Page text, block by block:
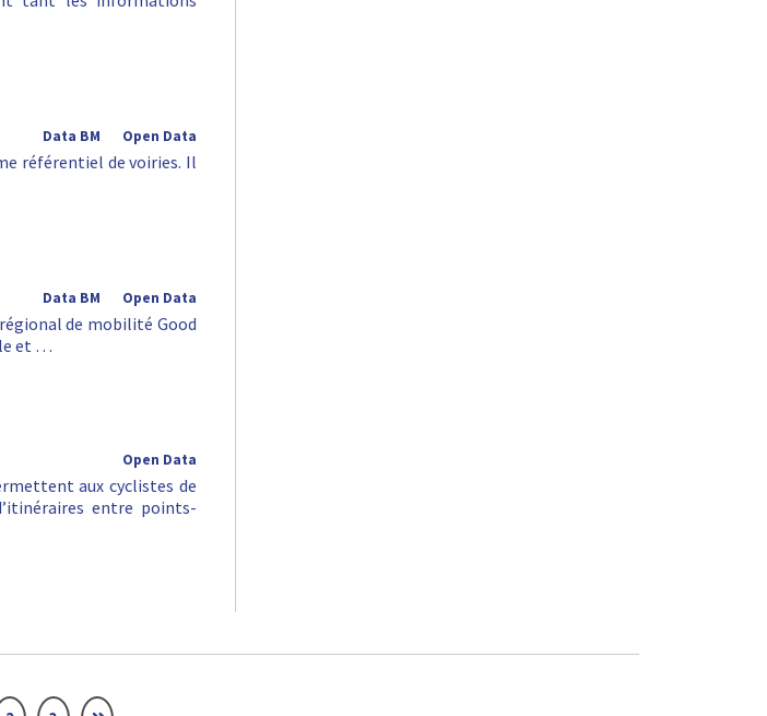
Open Data
Data BM
référentiel de voiries. Il
Open Data
Data BM
de mobilité Good
et …
Open Data
aux cyclistes de
entre points-